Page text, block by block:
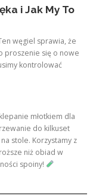
i Jak My To
węgiel sprawia, że
proszenie się o nowe
kontrolować
młotkiem dla
do kilkuset
stole. Korzystamy z
niż obiad w
spoiny!